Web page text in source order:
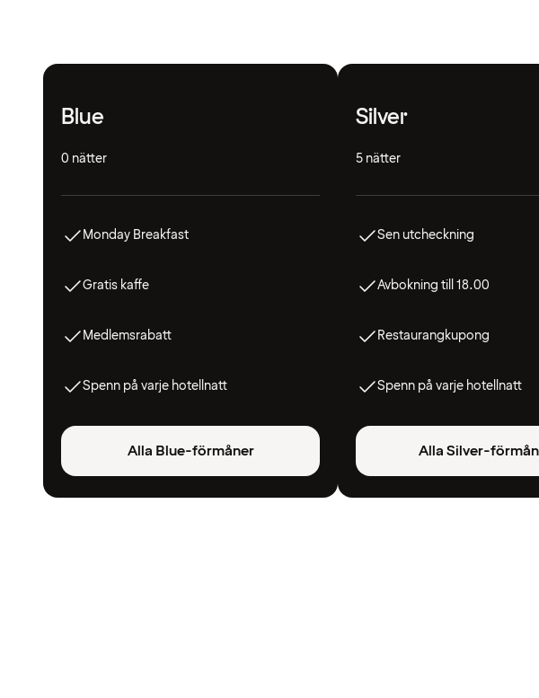
Blue
0 nätter
Monday Breakfast
Gratis kaffe
Medlemsrabatt
Spenn på varje hotellnatt
Alla Blue-förmåner
Silver
5 nätter
Sen utcheckning
Avbokning till 18.00
Restaurangkupong
Spenn på varje hotellnatt
Alla Silver-